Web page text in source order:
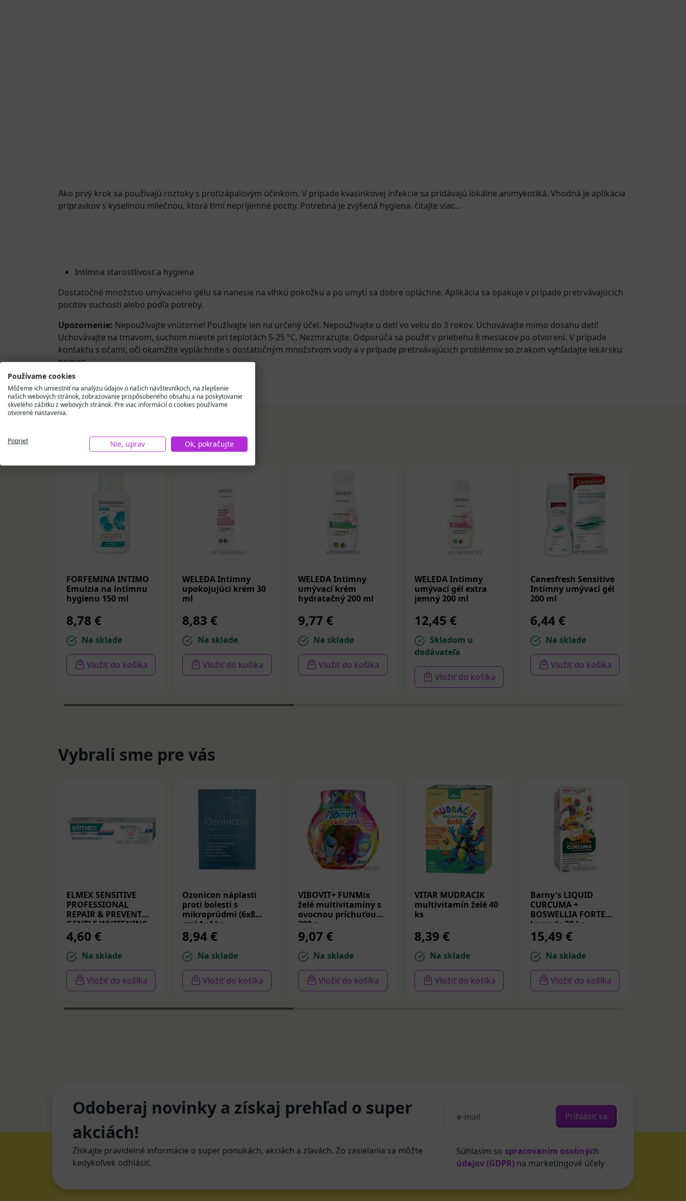
Ako prvý krok sa používajú roztoky s protizápalovým účinkom. V prípade kvasinkovej infekcie sa pridávajú lokálne animykotiká. Vhodná je aplikácia
prípravkov s kyselinou mliečnou, ktorá tlmí nepríjemné pocity. Potrebná je zvýšená hygiena. čítajte viac...
Intímna starostlivosť a hygiena
Dostatočné množstvo umývacieho gélu sa nanesie na vlhkú pokožku a po umytí sa dobre opláchne. Aplikácia sa opakuje v prípade pretrvávajúcich
pocitov suchosti alebo podľa potreby.
Upozornenie: Nepoužívajte vnútorne! Používajte len na určený účel. Nepoužívajte u detí vo veku do 3 rokov. Uchovávajte mimo dosahu detí!
Uchovávajte na tmavom, suchom mieste pri teplotách 5-25 °C. Nezmrazujte. Odporúča sa použiť v priebehu 6 mesiacov po otvorení. V prípade
kontaktu s očami, oči okamžite vypláchnite s dostatočným množstvom vody a v prípade pretrvávajúcich problémov so zrakom vyhľadajte lekársku
pomoc.
Podobné produkty
FORFEMINA INTIMO
Emulzia na intímnu
hygienu 150 ml
8,78 €
Na sklade
Vložiť do košíka
WELEDA Intímny
upokojujúci krém 30
ml
8,83 €
Na sklade
Vložiť do košíka
WELEDA Intímny
umývací krém
hydratačný 200 ml
9,77 €
Na sklade
Vložiť do košíka
WELEDA Intímny
umývací gél extra
jemný 200 ml
12,45 €
Skladom u
dodávateľa
Vložiť do košíka
Canesfresh Sensitive
Intímny umývací gél
200 ml
6,44 €
Na sklade
Vložiť do košíka
Vybrali sme pre vás
ELMEX SENSITIVE
PROFESSIONAL
REPAIR & PREVENT
GENTLE WHITENING,
zubná pasta 75 ml
4,60 €
Na sklade
Vložiť do košíka
Ozonicon náplasti
proti bolesti s
mikroprúdmi (6x8
cm) 1x4 ks
8,94 €
Na sklade
Vložiť do košíka
VIBOVIT+ FUNMix
želé multivitamíny s
ovocnou príchuťou
200 g
9,07 €
Na sklade
Vložiť do košíka
VITAR MUDRACIK
multivitamín želé 40
ks
8,39 €
Na sklade
Vložiť do košíka
Barny's LIQUID
CURCUMA +
BOSWELLIA FORTE
kapsuly 30 ks
15,49 €
Na sklade
Vložiť do košíka
Odoberaj novinky a získaj prehľad o super
akciách!
Získajte pravidelné informácie o super ponukách, akciách a zľavách. Zo zasielania sa môžte
kedykoľvek odhlásiť.
Prihlásiť sa
Súhlasím so spracovaním osobných
údajov (GDPR) na marketingové účely
Používame cookies
Môžeme ich umiestniť na analýzu údajov o našich návštevníkoch, na zlepšenie
našich webových stránok, zobrazovanie prispôsobeného obsahu a na poskytovanie
skvelého zážitku z webových stránok. Pre viac informácií o cookies používame
otvorené nastavenia.
Poprieť Nie, uprav Ok, pokračujte